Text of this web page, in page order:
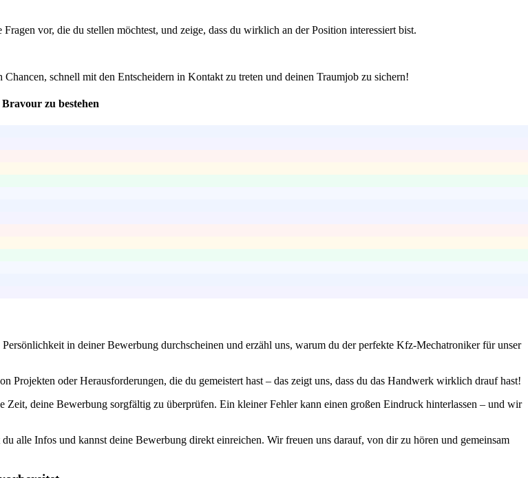
vor, die du stellen möchtest, und zeige, dass du wirklich an der Position interessiert bist.
schnell mit den Entscheidern in Kontakt zu treten und deinen Traumjob zu sichern!
zu bestehen
in deiner Bewerbung durchscheinen und erzähl uns, warum du der perfekte Kfz-Mechatroniker für unser
Projekten oder Herausforderungen, die du gemeistert hast – das zeigt uns, dass du das Handwerk wirklich drauf hast!
deine Bewerbung sorgfältig zu überprüfen. Ein kleiner Fehler kann einen großen Eindruck hinterlassen – und wir
alle Infos und kannst deine Bewerbung direkt einreichen. Wir freuen uns darauf, von dir zu hören und gemeinsam